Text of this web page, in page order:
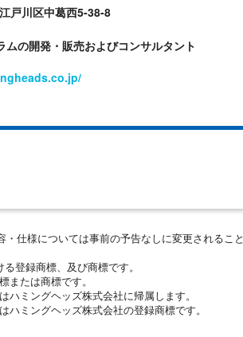
戸川区中葛西5-38-8
ムの開発・販売およびコンサルタント
仕様については事前の予告なしに変更されること
登録商標、及び商標です。
たは商標です。
ミングヘッズ株式会社に帰属します。
ミングヘッズ株式会社の登録商標です。